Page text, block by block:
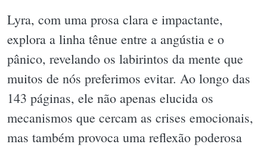
Lyra, com uma prosa clara e impactante,
explora a linha tênue entre a angústia e o
pânico, revelando os labirintos da mente que
muitos de nós preferimos evitar. Ao longo das
143 páginas, ele não apenas elucida os
mecanismos que cercam as crises emocionais,
mas também provoca uma reflexão poderosa